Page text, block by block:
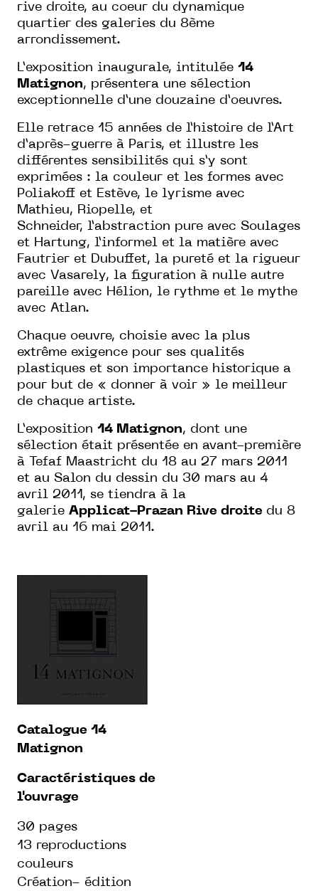
rive droite, au coeur du dynamique
quartier des galeries du 8ème
arrondissement.
L’exposition inaugurale, intitulée 14
Matignon, présentera une sélection
exceptionnelle d’une douzaine d’oeuvres.
Elle retrace 15 années de l’histoire de l’Art
d’après-guerre à Paris, et illustre les
différentes sensibilités qui s’y sont
exprimées : la couleur et les formes avec
Poliakoff et Estève, le lyrisme avec
Mathieu, Riopelle, et
Schneider, l’abstraction pure avec Soulages
et Hartung, l’informel et la matière avec
Fautrier et Dubuffet, la pureté et la rigueur
avec Vasarely, la figuration à nulle autre
pareille avec Hélion, le rythme et le mythe
avec Atlan.
Chaque oeuvre, choisie avec la plus
extrême exigence pour ses qualités
plastiques et son importance historique a
pour but de « donner à voir » le meilleur
de chaque artiste.
L’exposition 14 Matignon, dont une
sélection était présentée en avant-première
à Tefaf Maastricht du 18 au 27 mars 2011
et au Salon du dessin du 30 mars au 4
avril 2011, se tiendra à la
galerie Applicat-Prazan Rive droite du 8
avril au 16 mai 2011.
Catalogue 14
Matignon
Caractéristiques de
l'ouvrage
30 pages
13 reproductions
couleurs
Création- édition